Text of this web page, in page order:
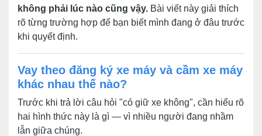
không phải lúc nào cũng vậy. Bài viết này giải thích
rõ từng trường hợp để bạn biết mình đang ở đâu trước
khi quyết định.
Vay theo đăng ký xe máy và cầm xe máy
khác nhau thế nào?
Trước khi trả lời câu hỏi "có giữ xe không", cần hiểu rõ
hai hình thức này là gì — vì nhiều người đang nhầm
lẫn giữa chúng.